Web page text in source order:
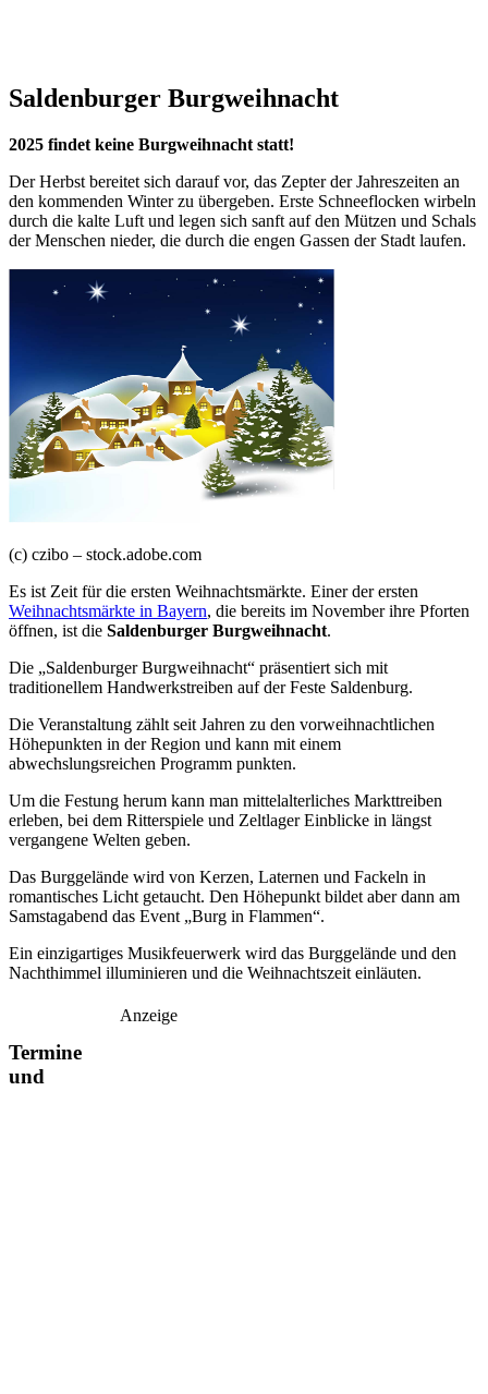
Saldenburger Burgweihnacht
2025 findet keine Burgweihnacht statt!
Der Herbst bereitet sich darauf vor, das Zepter der Jahreszeiten an
den kommenden Winter zu übergeben. Erste Schneeflocken wirbeln
durch die kalte Luft und legen sich sanft auf den Mützen und Schals
der Menschen nieder, die durch die engen Gassen der Stadt laufen.
(c) czibo – stock.adobe.com
Es ist Zeit für die ersten Weihnachtsmärkte. Einer der ersten
Weihnachtsmärkte in Bayern, die bereits im November ihre Pforten
öffnen, ist die Saldenburger Burgweihnacht.
Die „Saldenburger Burgweihnacht“ präsentiert sich mit
traditionellem Handwerkstreiben auf der Feste Saldenburg.
Die Veranstaltung zählt seit Jahren zu den vorweihnachtlichen
Höhepunkten in der Region und kann mit einem
abwechslungsreichen Programm punkten.
Um die Festung herum kann man mittelalterliches Markttreiben
erleben, bei dem Ritterspiele und Zeltlager Einblicke in längst
vergangene Welten geben.
Das Burggelände wird von Kerzen, Laternen und Fackeln in
romantisches Licht getaucht. Den Höhepunkt bildet aber dann am
Samstagabend das Event „Burg in Flammen“.
Ein einzigartiges Musikfeuerwerk wird das Burggelände und den
Nachthimmel illuminieren und die Weihnachtszeit einläuten.
Anzeige
Termine
und